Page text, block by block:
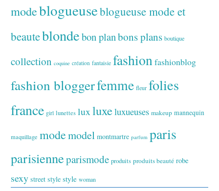
modeblogueuseblogueuse mode et
beauteblondebon planbons plans boutique
collection coquine création fantaisie fashionfashionblog
fashion bloggerfemme fleur folies
france girl lunettes luxluxeluxueuses makeup mannequin
maquillage modemodel montmartre parfum paris
parisienneparismode produits produits beauté robe
sexy street style style woman